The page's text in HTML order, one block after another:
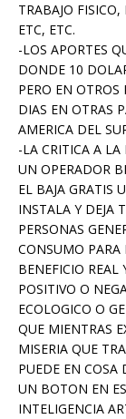
TRABAJO
ETC, ETC.
-LOS APORTES
DONDE 10
PERO EN
DIAS EN OTRAS
AMERICA DEL
-LA CRITICA A
UN OPERADOR
EL BAJA GRATIS
INSTALA Y DEJA
PERSONAS
CONSUMO PARA
BENEFICIO REAL
POSITIVO O
ECOLOGICO O
QUE MIENTRAS
MISERIA QUE
PUEDE EN COSA
UN BOTON EN
INTELIGENCIA